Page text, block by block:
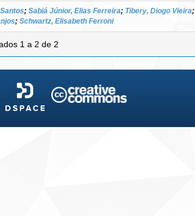
; Sabiá Júnior, Elias Ferreira; Tibery, Diogo Vieira;
; Schwartz, Elisabeth Ferroni
1 a 2 de 2